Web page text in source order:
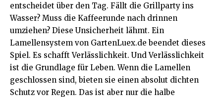
entscheidet über den Tag. Fällt die Grillparty ins
Wasser? Muss die Kaffeerunde nach drinnen
umziehen? Diese Unsicherheit lähmt. Ein
Lamellensystem von GartenLuex.de beendet dieses
Spiel. Es schafft Verlässlichkeit. Und Verlässlichkeit
ist die Grundlage für Leben. Wenn die Lamellen
geschlossen sind, bieten sie einen absolut dichten
Schutz vor Regen. Das ist aber nur die halbe